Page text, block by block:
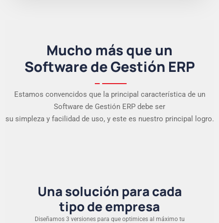
Mucho más que un
Software de Gestión ERP
Estamos convencidos que la principal característica de un
Software de Gestión ERP debe ser
su simpleza y facilidad de uso, y este es nuestro principal logro.
Una solución para cada
tipo de empresa
Diseñamos 3 versiones para que optimices al máximo tu